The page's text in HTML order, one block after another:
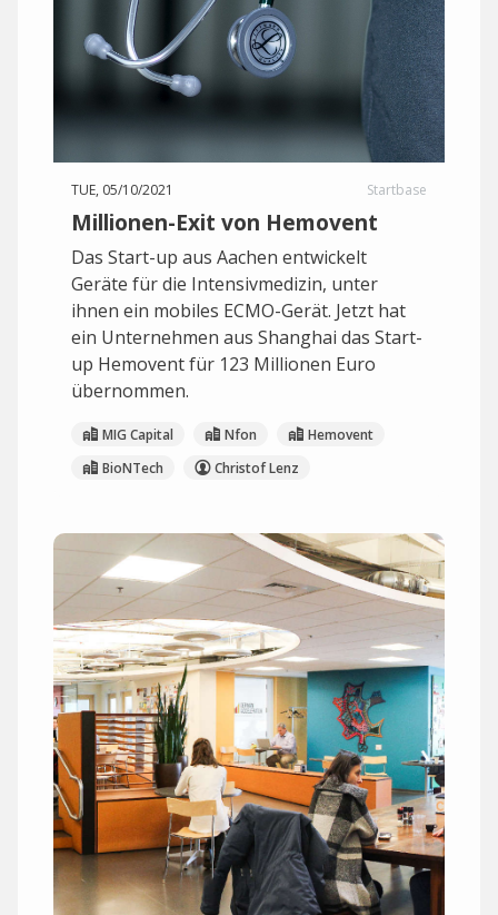
TUE, 05/10/2021 Startbase
Millionen-Exit von Hemovent
Das Start-up aus Aachen entwickelt
Geräte für die Intensivmedizin, unter
ihnen ein mobiles ECMO-Gerät. Jetzt hat
ein Unternehmen aus Shanghai das Start-
up Hemovent für 123 Millionen Euro
übernommen.
MIG Capital Nfon
Hemovent
BioNTech
Christof Lenz